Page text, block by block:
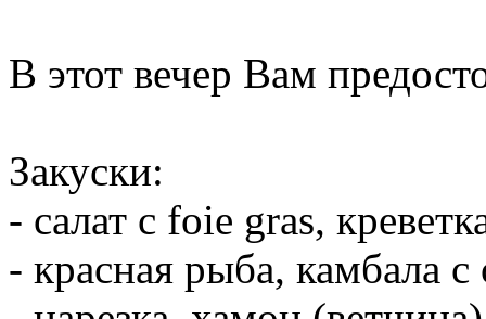
В этот вечер Вам
Закуски:
- салат с foie gras,
- красная рыба, камбала с